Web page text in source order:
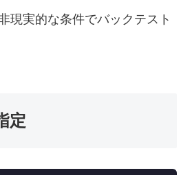
現実的な条件でバックテスト
定